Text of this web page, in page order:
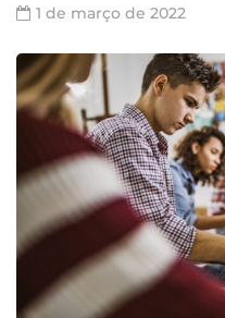
1 de março de 2022